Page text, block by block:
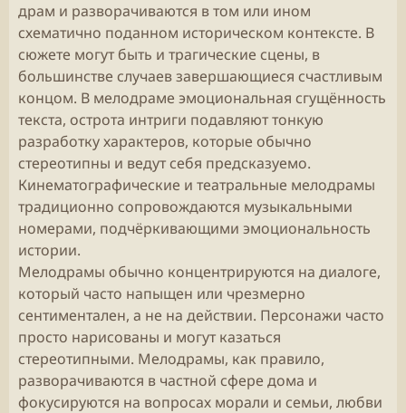
драм и разворачиваются в том или ином
схематично поданном историческом контексте. В
сюжете могут быть и трагические сцены, в
большинстве случаев завершающиеся счастливым
концом. В мелодраме эмоциональная сгущённость
текста, острота интриги подавляют тонкую
разработку характеров, которые обычно
стереотипны и ведут себя предсказуемо.
Кинематографические и театральные мелодрамы
традиционно сопровождаются музыкальными
номерами, подчёркивающими эмоциональность
истории.
Мелодрамы обычно концентрируются на диалоге,
который часто напыщен или чрезмерно
сентиментален, а не на действии. Персонажи часто
просто нарисованы и могут казаться
стереотипными. Мелодрамы, как правило,
разворачиваются в частной сфере дома и
фокусируются на вопросах морали и семьи, любви